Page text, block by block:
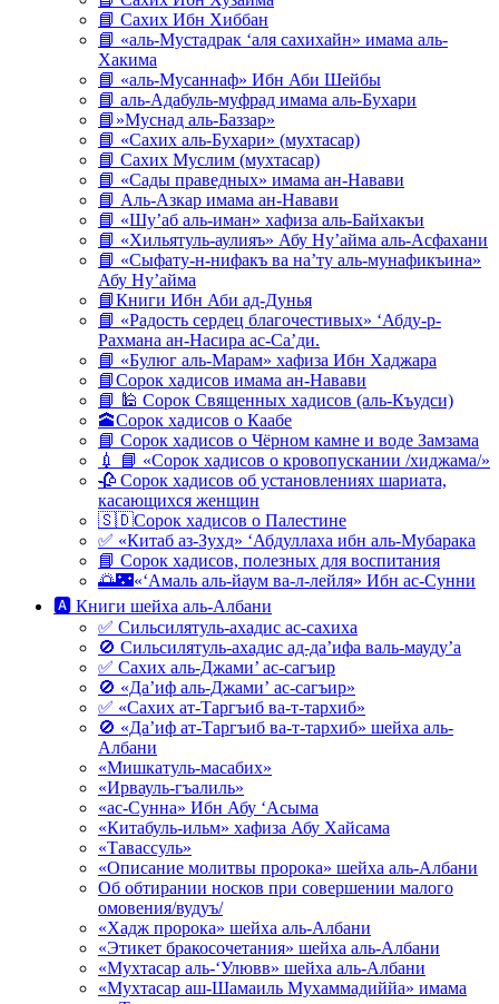
📘 Сахих Ибн Хиббан
📘 «аль-Мустадрак ‘аля сахихайн» имама аль-
Хакима
📘 «аль-Мусаннаф» Ибн Аби Шейбы
📘 аль-Адабуль-муфрад имама аль-Бухари
📘»Муснад аль-Баззар»
📘 «Сахих аль-Бухари» (мухтасар)
📘 Сахих Муслим (мухтасар)
📘 «Сады праведных» имама ан-Навави
📘 Аль-Азкар имама ан-Навави
📘 «Шу’аб аль-иман» хафиза аль-Байхакъи
📘 «Хильятуль-аулияъ» Абу Ну’айма аль-Асфахани
📘 «Сыфату-н-нифакъ ва на’ту аль-мунафикъина»
Абу Ну’айма
📘Книги Ибн Аби ад-Дунья
📘 «Радость сердец благочестивых» ‘Абду-р-
Рахмана ан-Насира ас-Са’ди.
📘 «Булюг аль-Марам» хафиза Ибн Хаджара
📘Сорок хадисов имама ан-Навави
📘 🕌 Сорок Священных хадисов (аль-Къудси)
🕋Сорок хадисов о Каабе
📘 Сорок хадисов о Чёрном камне и воде Замзама
💉 📘 «Сорок хадисов о кровопускании /хиджама/»
🥀 Сорок хадисов об установлениях шариата,
касающихся женщин
🇸🇩Сорок хадисов о Палестине
✅ «Китаб аз-Зухд» ‘Абдуллаха ибн аль-Мубарака
📘 Сорок хадисов, полезных для воспитания
🌅🌃«‘Амаль аль-йаум ва-л-лейля» Ибн ас-Сунни
🅰 Книги шейха аль-Албани
✅ Сильсилятуль-ахадис ас-сахиха
🚫 Сильсилятуль-ахадис ад-да’ифа валь-мауду’а
✅ Сахих аль-Джами’ ас-сагъир
🚫 «Да’иф аль-Джами’ ас-сагъир»
✅ «Сахих ат-Таргъиб ва-т-тархиб»
🚫 «Да’иф ат-Таргъиб ва-т-тархиб» шейха аль-
Албани
«Мишкатуль-масабих»
«Ирвауль-гъалиль»
«ас-Сунна» Ибн Абу ‘Асыма
«Китабуль-ильм» хафиза Абу Хайсама
«Тавассуль»
«Описание молитвы пророка» шейха аль-Албани
Об обтирании носков при совершении малого
омовения/вудуъ/
«Хадж пророка» шейха аль-Албани
«Этикет бракосочетания» шейха аль-Албани
«Мухтасар аль-‘Улювв» шейха аль-Албани
«Мухтасар аш-Шамаиль Мухаммадиййа» имама